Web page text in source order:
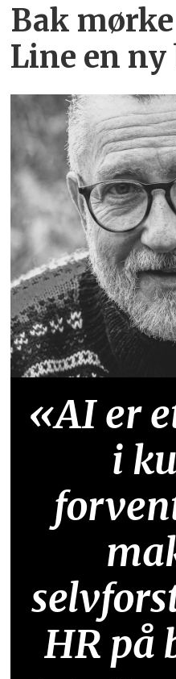
Bak
Line en
«AI er
i
HR på